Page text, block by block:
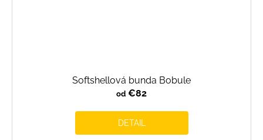
Softshellová bunda Bobule
od €82
DETAIL